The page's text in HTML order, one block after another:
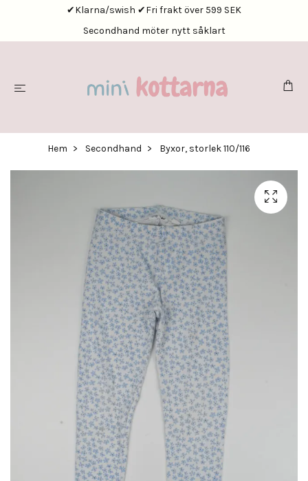
✔Klarna/swish ✔Fri frakt över 599 SEK
Secondhand möter nytt såklart
Hem Secondhand Byxor, storlek 110/116